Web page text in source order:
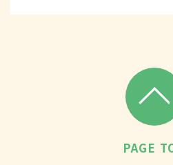
PAGE